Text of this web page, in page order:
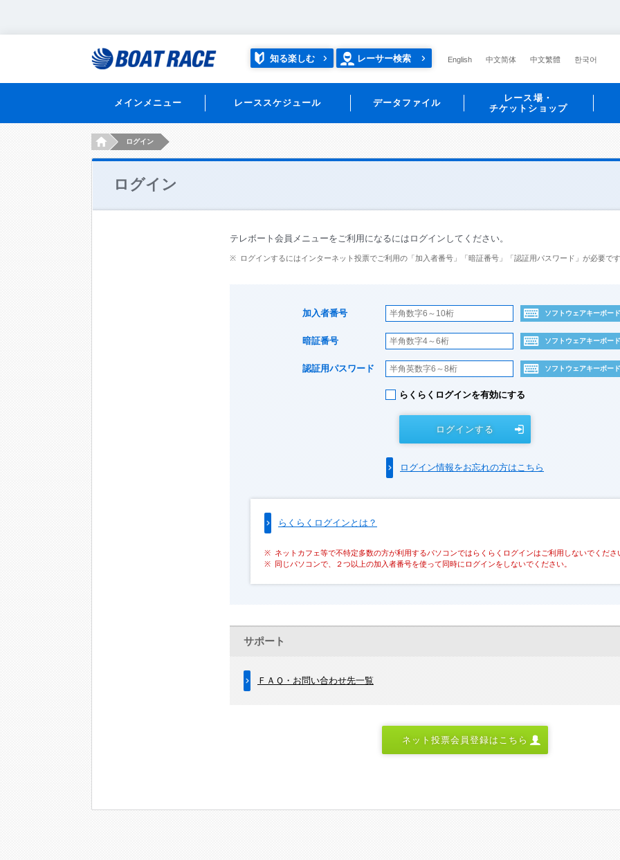
知る楽しむ レーサー検索 English 中文简体 中文繁體 한국어
メインメニュー レーススケジュール データファイル
レース場・
チケットショップ
HOMEログイン
ログイン
テレボート会員メニューをご利用になるにはログインしてください。
ログインするにはインターネット投票でご利用の「加入者番号」「暗証番号」「認証用パスワード」が必要です
加入者番号 ソフトウェアキーボード
暗証番号 ソフトウェアキーボード
認証用パスワード ソフトウェアキーボード
らくらくログインを有効にする
ログインする
ログイン情報をお忘れの方はこちら
らくらくログインとは？
ネットカフェ等で不特定多数の方が利用するパソコンではらくらくログインはご利用しないでくださ
同じパソコンで、２つ以上の加入者番号を使って同時にログインをしないでください。
サポート
ＦＡＱ・お問い合わせ先一覧
ネット投票会員登録はこちら